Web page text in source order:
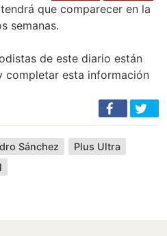
que comparecer en la
semanas.
de este diario están
completar esta información
Sánchez
Plus Ultra